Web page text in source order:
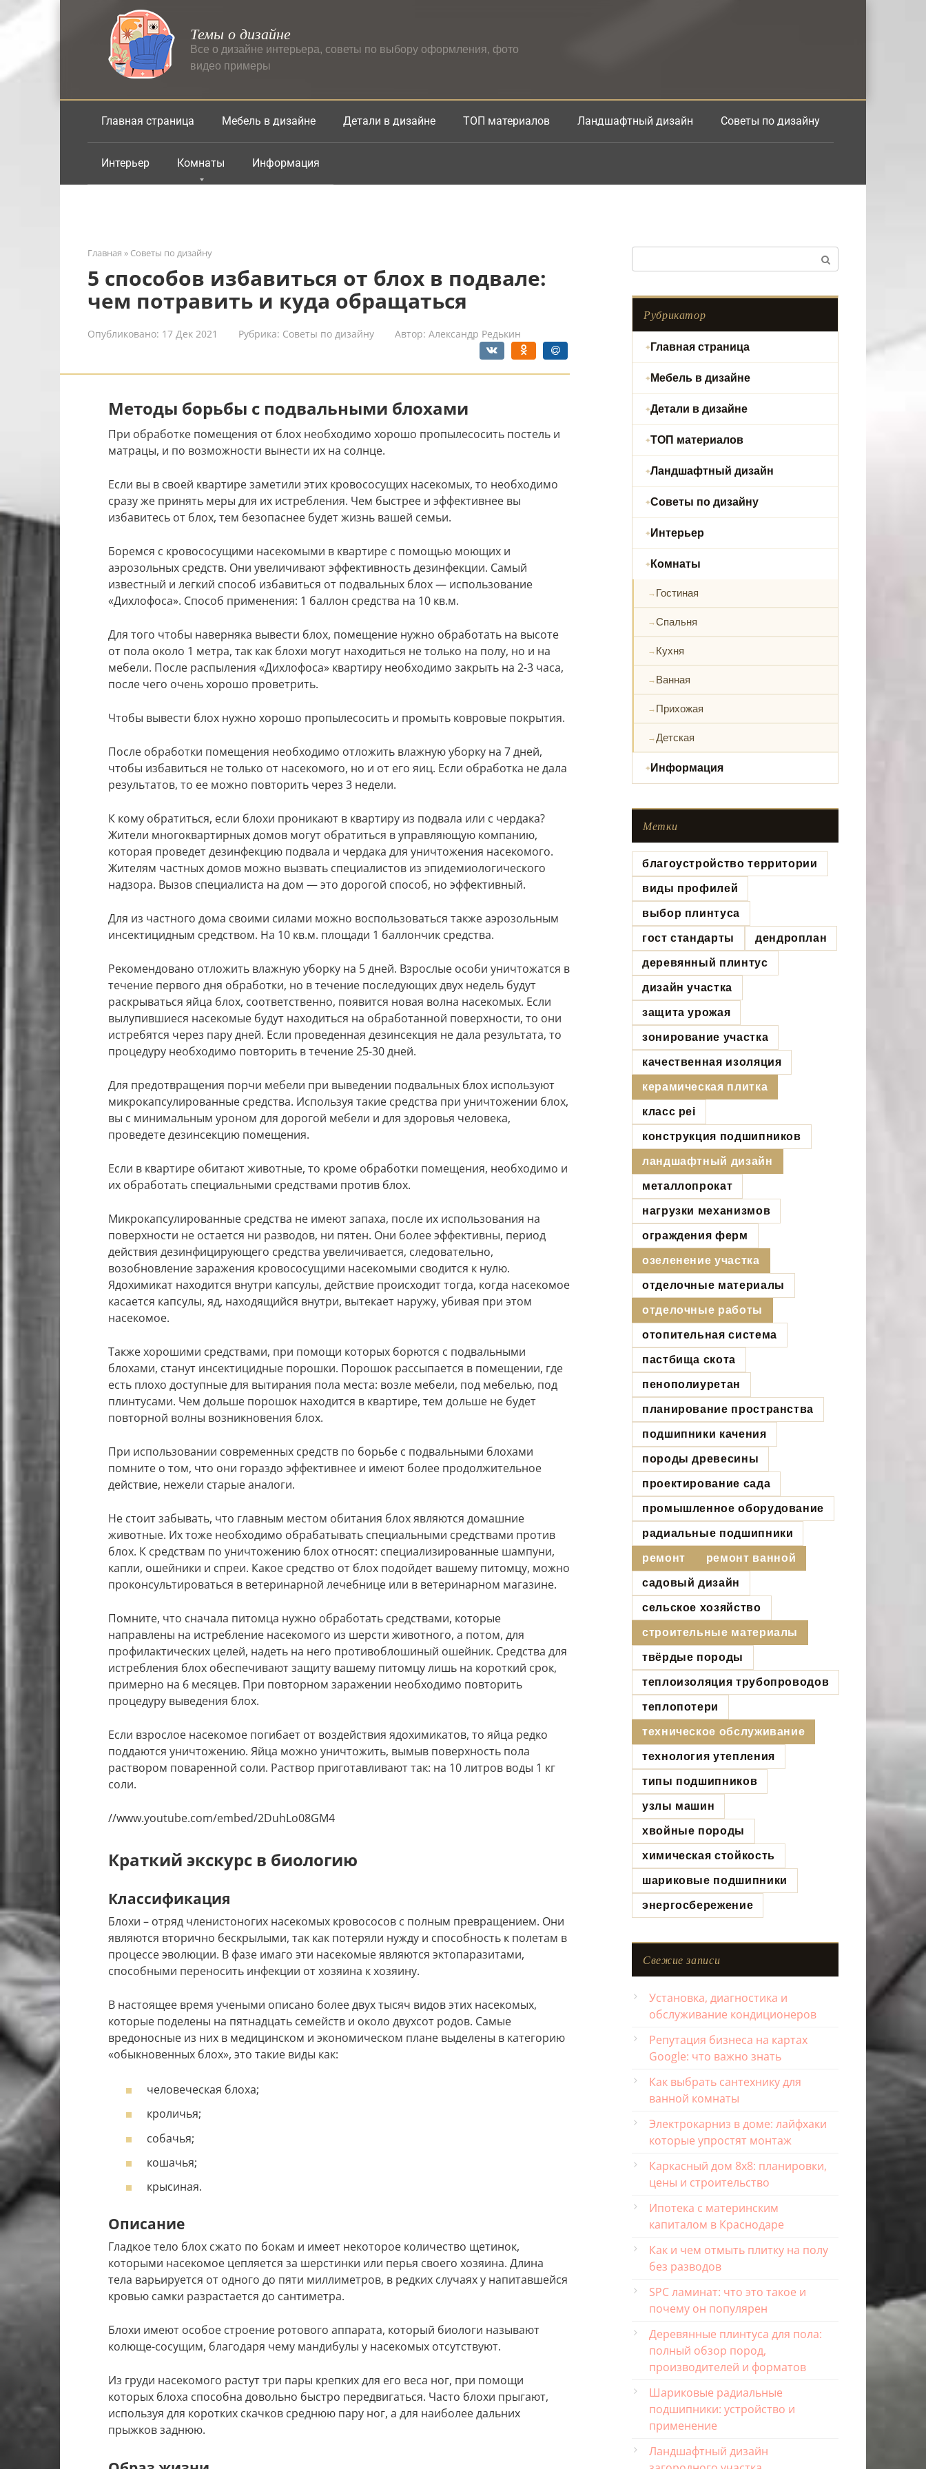
Перейти
к
Темы о дизайне
Все о дизайне интерьера, советы по выбору оформления, фото
видео примеры
Главная страница Мебель в дизайне Детали в дизайне ТОП материалов Ландшафтный дизайн Советы по дизайну
Интерьер Комнаты Информация
Главная » Советы по дизайну
5 способов избавиться от блох в подвале:
чем потравить и куда обращаться
Опубликовано: 17 Дек 2021 Рубрика: Советы по дизайну Автор: Александр Редькин
Методы борьбы с подвальными блохами
При обработке помещения от блох необходимо хорошо пропылесосить постель и
матрацы, и по возможности вынести их на солнце.
Если вы в своей квартире заметили этих кровососущих насекомых, то необходимо
сразу же принять меры для их истребления. Чем быстрее и эффективнее вы
избавитесь от блох, тем безопаснее будет жизнь вашей семьи.
Боремся с кровососущими насекомыми в квартире с помощью моющих и
аэрозольных средств. Они увеличивают эффективность дезинфекции. Самый
известный и легкий способ избавиться от подвальных блох — использование
«Дихлофоса». Способ применения: 1 баллон средства на 10 кв.м.
Для того чтобы наверняка вывести блох, помещение нужно обработать на высоте
от пола около 1 метра, так как блохи могут находиться не только на полу, но и на
мебели. После распыления «Дихлофоса» квартиру необходимо закрыть на 2-3 часа,
после чего очень хорошо проветрить.
Чтобы вывести блох нужно хорошо пропылесосить и промыть ковровые покрытия.
После обработки помещения необходимо отложить влажную уборку на 7 дней,
чтобы избавиться не только от насекомого, но и от его яиц. Если обработка не дала
результатов, то ее можно повторить через 3 недели.
К кому обратиться, если блохи проникают в квартиру из подвала или с чердака?
Жители многоквартирных домов могут обратиться в управляющую компанию,
которая проведет дезинфекцию подвала и чердака для уничтожения насекомого.
Жителям частных домов можно вызвать специалистов из эпидемиологического
надзора. Вызов специалиста на дом — это дорогой способ, но эффективный.
Для из частного дома своими силами можно воспользоваться также аэрозольным
инсектицидным средством. На 10 кв.м. площади 1 баллончик средства.
Рекомендовано отложить влажную уборку на 5 дней. Взрослые особи уничтожатся в
течение первого дня обработки, но в течение последующих двух недель будут
раскрываться яйца блох, соответственно, появится новая волна насекомых. Если
вылупившиеся насекомые будут находиться на обработанной поверхности, то они
истребятся через пару дней. Если проведенная дезинсекция не дала результата, то
процедуру необходимо повторить в течение 25-30 дней.
Для предотвращения порчи мебели при выведении подвальных блох используют
микрокапсулированные средства. Используя такие средства при уничтожении блох,
вы с минимальным уроном для дорогой мебели и для здоровья человека,
проведете дезинсекцию помещения.
Если в квартире обитают животные, то кроме обработки помещения, необходимо и
их обработать специальными средствами против блох.
Микрокапсулированные средства не имеют запаха, после их использования на
поверхности не остается ни разводов, ни пятен. Они более эффективны, период
действия дезинфицирующего средства увеличивается, следовательно,
возобновление заражения кровососущими насекомыми сводится к нулю.
Ядохимикат находится внутри капсулы, действие происходит тогда, когда насекомое
касается капсулы, яд, находящийся внутри, вытекает наружу, убивая при этом
насекомое.
Также хорошими средствами, при помощи которых борются с подвальными
блохами, станут инсектицидные порошки. Порошок рассыпается в помещении, где
есть плохо доступные для вытирания пола места: возле мебели, под мебелью, под
плинтусами. Чем дольше порошок находится в квартире, тем дольше не будет
повторной волны возникновения блох.
При использовании современных средств по борьбе с подвальными блохами
помните о том, что они гораздо эффективнее и имеют более продолжительное
действие, нежели старые аналоги.
Не стоит забывать, что главным местом обитания блох являются домашние
животные. Их тоже необходимо обрабатывать специальными средствами против
блох. К средствам по уничтожению блох относят: специализированные шампуни,
капли, ошейники и спреи. Какое средство от блох подойдет вашему питомцу, можно
проконсультироваться в ветеринарной лечебнице или в ветеринарном магазине.
Помните, что сначала питомца нужно обработать средствами, которые
направлены на истребление насекомого из шерсти животного, а потом, для
профилактических целей, надеть на него противоблошиный ошейник. Средства для
истребления блох обеспечивают защиту вашему питомцу лишь на короткий срок,
примерно на 6 месяцев. При повторном заражении необходимо повторить
процедуру выведения блох.
Если взрослое насекомое погибает от воздействия ядохимикатов, то яйца редко
поддаются уничтожению. Яйца можно уничтожить, вымыв поверхность пола
раствором поваренной соли. Раствор приготавливают так: на 10 литров воды 1 кг
соли.
//www.youtube.com/embed/2DuhLo08GM4
Краткий экскурс в биологию
Классификация
Блохи – отряд членистоногих насекомых кровососов с полным превращением. Они
являются вторично бескрылыми, так как потеряли нужду и способность к полетам в
процессе эволюции. В фазе имаго эти насекомые являются эктопаразитами,
способными переносить инфекции от хозяина к хозяину.
В настоящее время учеными описано более двух тысяч видов этих насекомых,
которые поделены на пятнадцать семейств и около двухсот родов. Самые
вредоносные из них в медицинском и экономическом плане выделены в категорию
«обыкновенных блох», это такие виды как:
человеческая блоха;
кроличья;
собачья;
кошачья;
крысиная.
Описание
Гладкое тело блох сжато по бокам и имеет некоторое количество щетинок,
которыми насекомое цепляется за шерстинки или перья своего хозяина. Длина
тела варьируется от одного до пяти миллиметров, в редких случаях у напитавшейся
кровью самки разрастается до сантиметра.
Блохи имеют особое строение ротового аппарата, который биологи называют
колюще-сосущим, благодаря чему мандибулы у насекомых отсутствуют.
Из груди насекомого растут три пары крепких для его веса ног, при помощи
которых блоха способна довольно быстро передвигаться. Часто блохи прыгают,
используя для коротких скачков среднюю пару ног, а для наиболее дальних
прыжков заднюю.
Рубрикатор
Главная страница
Мебель в дизайне
Детали в дизайне
ТОП материалов
Ландшафтный дизайн
Советы по дизайну
Интерьер
Комнаты
Гостиная
Спальня
Кухня
Ванная
Прихожая
Детская
Информация
Метки
благоустройство территории
виды профилей
выбор плинтуса
гост стандарты дендроплан
деревянный плинтус
дизайн участка
защита урожая
зонирование участка
качественная изоляция
керамическая плитка
класс pei
конструкция подшипников
ландшафтный дизайн
металлопрокат
нагрузки механизмов
ограждения ферм
озеленение участка
отделочные материалы
отделочные работы
отопительная система
пастбища скота
пенополиуретан
планирование пространства
подшипники качения
породы древесины
проектирование сада
промышленное оборудование
радиальные подшипники
ремонт ремонт ванной
садовый дизайн
сельское хозяйство
строительные материалы
твёрдые породы
теплоизоляция трубопроводов
теплопотери
техническое обслуживание
технология утепления
типы подшипников
узлы машин
хвойные породы
химическая стойкость
шариковые подшипники
энергосбережение
Свежие записи
Установка, диагностика и
обслуживание кондиционеров
Репутация бизнеса на картах
Google: что важно знать
Как выбрать сантехнику для
ванной комнаты
Электрокарниз в доме: лайфхаки
которые упростят монтаж
Каркасный дом 8х8: планировки,
цены и строительство
Ипотека с материнским
капиталом в Краснодаре
Как и чем отмыть плитку на полу
без разводов
SPC ламинат: что это такое и
почему он популярен
Деревянные плинтуса для пола:
полный обзор пород,
производителей и форматов
Шариковые радиальные
подшипники: устройство и
применение
Ландшафтный дизайн